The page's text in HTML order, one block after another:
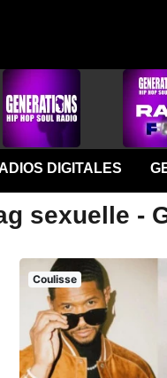
DIGITALES
sexuelle -
Coulisse